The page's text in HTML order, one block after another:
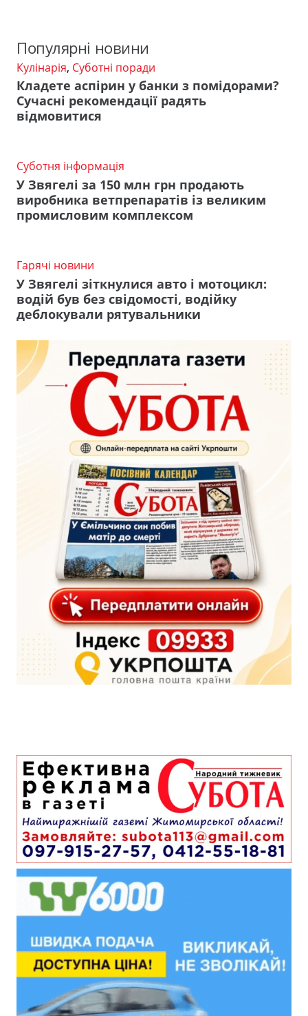
Популярні новини
Кулінарія, Суботні поради
Кладете аспірин у банки з помідорами?
Сучасні рекомендації радять
відмовитися
Суботня інформація
У Звягелі за 150 млн грн продають
виробника ветпрепаратів із великим
промисловим комплексом
Гарячі новини
У Звягелі зіткнулися авто і мотоцикл:
водій був без свідомості, водійку
деблокували рятувальники